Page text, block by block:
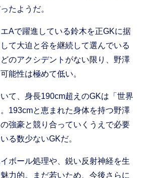
たようだ。
Aで躍進している鈴木を正GKに据
て大迫と谷を継続して選んでいる
のアクシデントがない限り、野澤
能性は極めて低い。
て、身長190cm超えのGKは「世界
193cmと恵まれた身体を持つ野澤
強豪と競り合っていくうえで必要
る数少ないGKだ。
ボール処理や、鋭い反射神経を生
力的。まだ若いため、今後さらに